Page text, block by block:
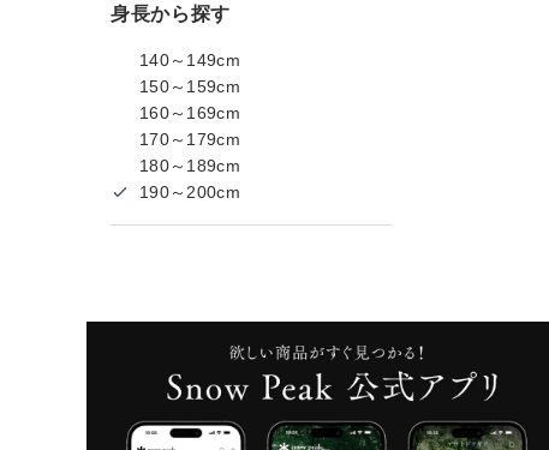
身長から探す
140～149cm
150～159cm
160～169cm
170～179cm
180～189cm
190～200cm